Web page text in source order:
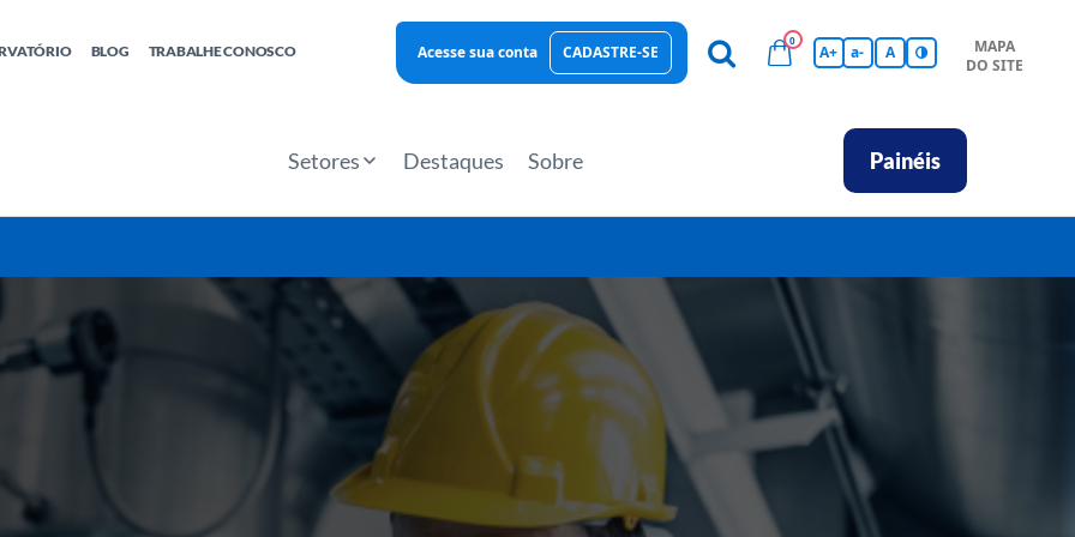
Hub de Conhecimentos
BLOG TRABALHE CONOSCO Acesse sua conta CADASTRE-SE
0
A+ a- A
MAPA
DO SITE
Setores Destaques Sobre Painéis